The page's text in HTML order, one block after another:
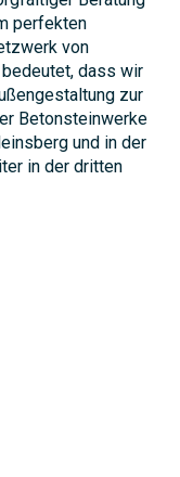
perfekten
von
dass wir
zur
Betonsteinwerke
und in der
in der dritten